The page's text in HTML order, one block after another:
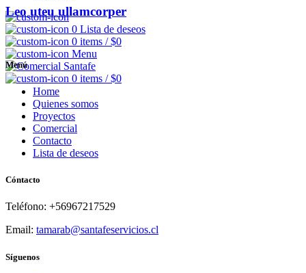
0 Lista de deseos
0 items / $0
Menu
0 items / $0
Leo uteu ullamcorper
Menú
Home
Quienes somos
Proyectos
Comercial
Contacto
Lista de deseos
Cóntacto
Teléfono: +56967217529
Email: tamarab@santafeservicios.cl
Síguenos